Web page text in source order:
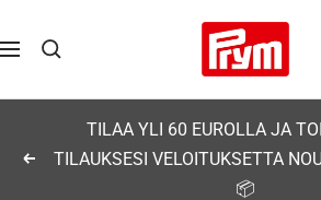
sisältöön
Navigaatio
Prym
Edellinen
TILAA YLI 60 EUROLLA JA
TILAUKSESI VELOITUKSETTA
📦